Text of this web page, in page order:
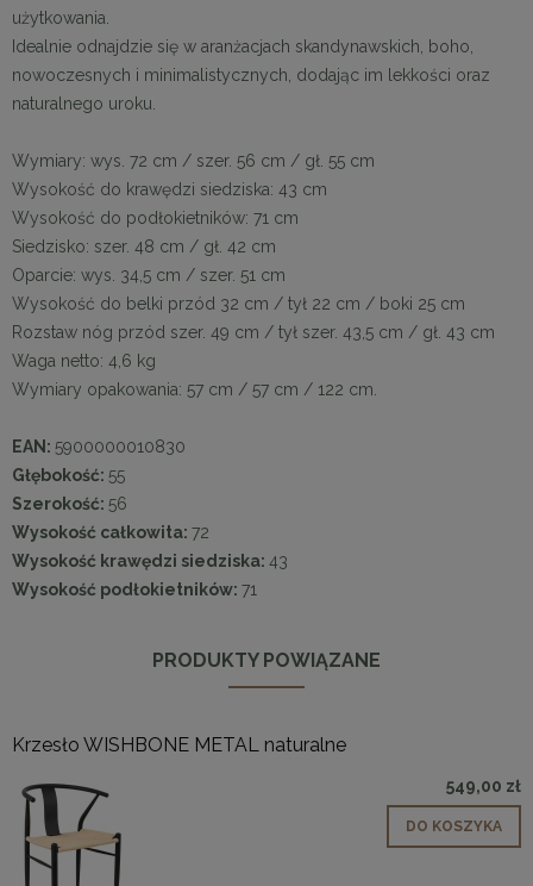
użytkowania.
Idealnie odnajdzie się w aranżacjach skandynawskich, boho,
nowoczesnych i minimalistycznych, dodając im lekkości oraz
naturalnego uroku.
Wymiary: wys. 72 cm / szer. 56 cm / gł. 55 cm
Wysokość do krawędzi siedziska: 43 cm
Wysokość do podłokietników: 71 cm
Siedzisko: szer. 48 cm / gł. 42 cm
Oparcie: wys. 34,5 cm / szer. 51 cm
Wysokość do belki przód 32 cm / tył 22 cm / boki 25 cm
Rozstaw nóg przód szer. 49 cm / tył szer. 43,5 cm / gł. 43 cm
Waga netto: 4,6 kg
Wymiary opakowania: 57 cm / 57 cm / 122 cm.
EAN: 5900000010830
Głębokość: 55
Szerokość: 56
Wysokość całkowita: 72
Wysokość krawędzi siedziska: 43
Wysokość podłokietników: 71
PRODUKTY POWIĄZANE
Krzesło WISHBONE METAL naturalne
549,00 zł
DO KOSZYKA